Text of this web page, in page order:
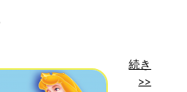
続き
>>